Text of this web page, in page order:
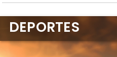
DEPORTES